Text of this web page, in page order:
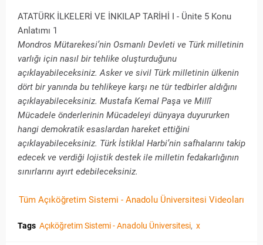
ATATÜRK İLKELERİ VE İNKILAP TARİHİ I - Ünite 5 Konu
Anlatımı 1
Mondros Mütarekesi’nin Osmanlı Devleti ve Türk milletinin
varlığı için nasıl bir tehlike oluşturduğunu
açıklayabileceksiniz. Asker ve sivil Türk milletinin ülkenin
dört bir yanında bu tehlikeye karşı ne tür tedbirler aldığını
açıklayabileceksiniz. Mustafa Kemal Paşa ve Millî
Mücadele önderlerinin Mücadeleyi dünyaya duyururken
hangi demokratik esaslardan hareket ettiğini
açıklayabileceksiniz. Türk İstiklal Harbi’nin safhalarını takip
edecek ve verdiği lojistik destek ile milletin fedakarlığının
sınırlarını ayırt edebileceksiniz.
Tüm Açıköğretim Sistemi - Anadolu Üniversitesi Videoları
Tags Açıköğretim Sistemi - Anadolu Üniversitesi x